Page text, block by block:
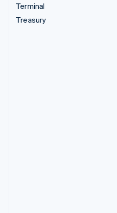
Terminal
Treasury